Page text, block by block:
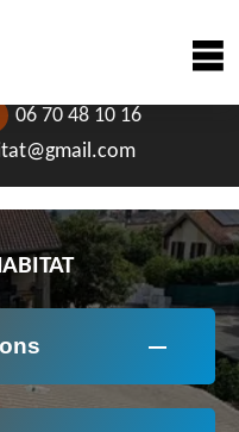
06 70 48 10 16